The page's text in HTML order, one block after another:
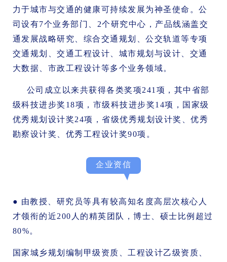
力于城市与交通的健康可持续发展为神圣使命。公
司设有7个业务部门、2个研究中心，产品线涵盖交
通发展战略研究、综合交通规划、公交轨道等专项
交通规划、交通工程设计、城市规划与设计、交通
大数据、市政工程设计等多个业务领域。
公司成立以来共获得各类奖项241项，其中省部
级科技进步奖18项，市级科技进步奖14项，国家级
优秀规划设计奖24项，省级优秀规划设计奖、优秀
勘察设计奖、优秀工程设计奖90项。
企业资信
● 由教授、研究员等具有较高知名度高层次核心人
才领衔的近200人的精英团队，博士、硕士比例超过
80%。
国家城乡规划编制甲级资质、工程设计乙级资质、